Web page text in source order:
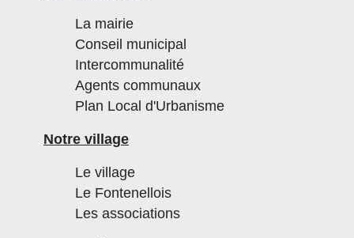
La mairie
Conseil municipal
Intercommunalité
Agents communaux
Plan Local d'Urbanisme
Notre village
Le village
Le Fontenellois
Les associations